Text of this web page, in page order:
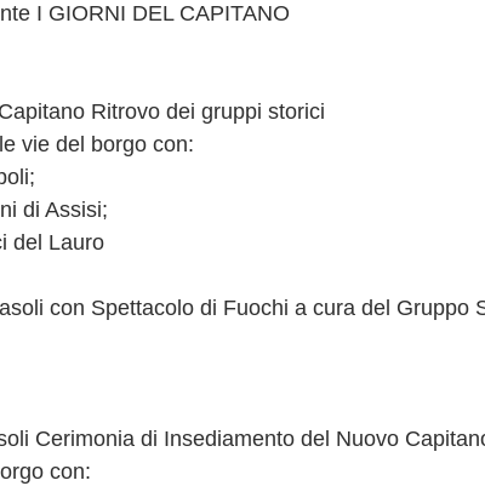
I GIORNI DEL CAPITANO
Ritrovo dei gruppi storici
vie del borgo con:
di Assisi;
del Lauro
con Spettacolo di Fuochi a cura del Gruppo
Cerimonia di Insediamento del Nuovo
con: